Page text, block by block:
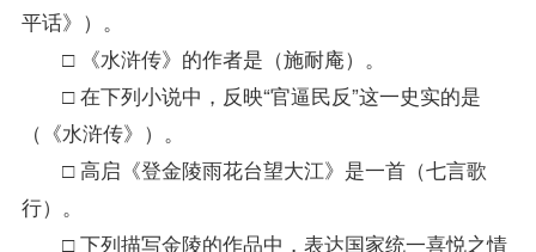
平话》）。
□ 《水浒传》的作者是（施耐庵）。
□ 在下列小说中，反映“官逼民反”这一史实的是
（《水浒传》）。
□ 高启《登金陵雨花台望大江》是一首（七言歌
行）。
□ 下列描写金陵的作品中，表达国家统一喜悦之情